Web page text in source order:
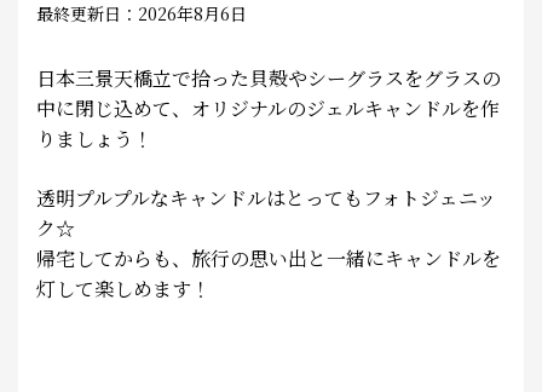
最終更新日：2026年8月6日
日本三景天橋立で拾った貝殻やシーグラスをグラスの
中に閉じ込めて、オリジナルのジェルキャンドルを作
りましょう！
透明プルプルなキャンドルはとってもフォトジェニッ
ク☆
帰宅してからも、旅行の思い出と一緒にキャンドルを
灯して楽しめます！